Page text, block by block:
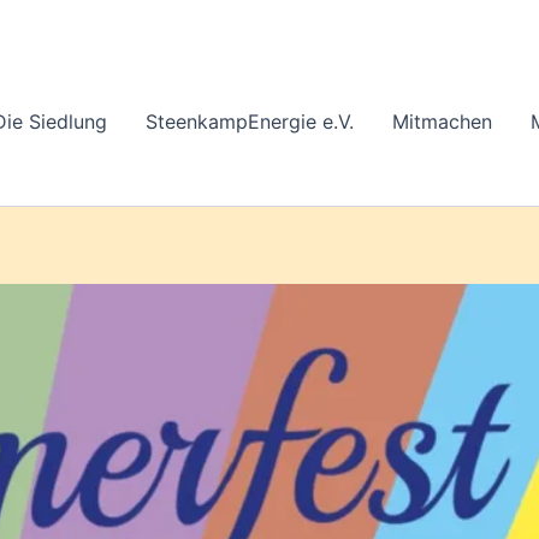
Siedlung SteenkampEnergie e.V. Mitmachen